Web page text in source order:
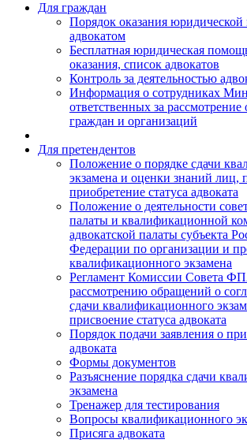
Для граждан
Порядок оказания
адвокатом
Бесплатная юридическая
оказания, список адвокатов
Контроль за деятельностью
Информация о сотрудниках
ответственных за
граждан и организаций
Для претендентов
Положение о порядке сдачи
экзамена и оценки знаний лиц,
приобретение статуса адвоката
Положение о деятельности
палаты и квалификационной
адвокатской палаты субъекта
Федерации по организации и
квалификационного экзамена
Регламент Комиссии Совета
рассмотрению обращений о
сдачи квалификационного
присвоение статуса адвоката
Порядок подачи заявления о
адвоката
Формы документов
Разъяснение порядка сдачи
экзамена
Тренажер для тестирования
Вопросы квалификационного
Присяга адвоката